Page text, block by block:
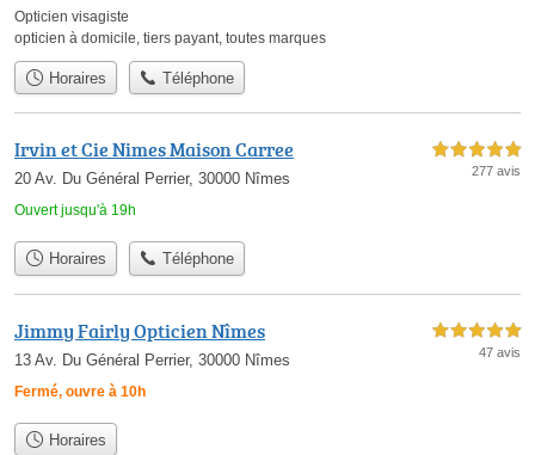
Opticien visagiste
opticien à domicile, tiers payant, toutes marques
Horaires Téléphone
Irvin et Cie Nimes Maison Carree
20 Av. Du Général Perrier, 30000 Nîmes
Ouvert jusqu'à 19h
5,0 étoiles sur 5
277 avis
Horaires Téléphone
Jimmy Fairly Opticien Nîmes
13 Av. Du Général Perrier, 30000 Nîmes
Fermé, ouvre à 10h
5,0 étoiles sur 5
47 avis
Horaires